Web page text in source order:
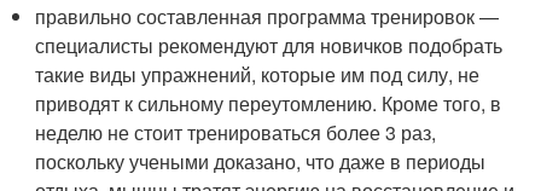
правильно составленная программа тренировок —
специалисты рекомендуют для новичков подобрать
такие виды упражнений, которые им под силу, не
приводят к сильному переутомлению. Кроме того, в
неделю не стоит тренироваться более 3 раз,
поскольку учеными доказано, что даже в периоды